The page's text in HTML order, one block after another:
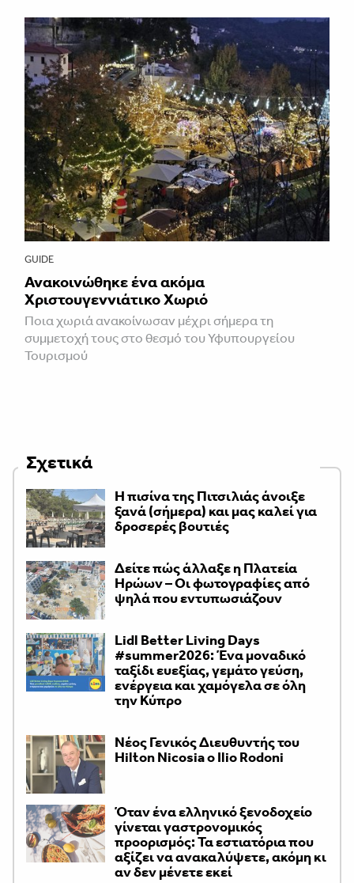
GUIDE
Ανακοινώθηκε ένα ακόμα
Χριστουγεννιάτικο Χωριό
Ποια χωριά ανακοίνωσαν μέχρι σήμερα τη
συμμετοχή τους στο θεσμό του Υφυπουργείου
Τουρισμού
Σχετικά
Η πισίνα της Πιτσιλιάς άνοιξε
ξανά (σήμερα) και μας καλεί για
δροσερές βουτιές
Δείτε πώς άλλαξε η Πλατεία
Ηρώων – Οι φωτογραφίες από
ψηλά που εντυπωσιάζουν
Lidl Better Living Days
#summer2026: Ένα μοναδικό
ταξίδι ευεξίας, γεμάτο γεύση,
ενέργεια και χαμόγελα σε όλη
την Κύπρο
Νέος Γενικός Διευθυντής του
Hilton Nicosia ο Ilio Rodoni
Όταν ένα ελληνικό ξενοδοχείο
γίνεται γαστρονομικός
προορισμός: Τα εστιατόρια που
αξίζει να ανακαλύψετε, ακόμη κι
αν δεν μένετε εκεί